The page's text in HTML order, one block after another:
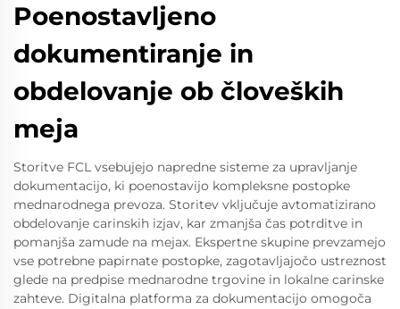
Poenostavljeno
dokumentiranje in
obdelovanje ob človeških
meja
Storitve FCL vsebujejo napredne sisteme za upravljanje
dokumentacijo, ki poenostavijo kompleksne postopke
mednarodnega prevoza. Storitev vključuje avtomatizirano
obdelovanje carinskih izjav, kar zmanjša čas potrditve in
pomanjša zamude na mejaх. Ekspertne skupine prevzamejo
vse potrebne papirnate postopke, zagotavljajočo ustreznost
glede na predpise mednarodne trgovine in lokalne carinske
zahteve. Digitalna platforma za dokumentacijo omogoča